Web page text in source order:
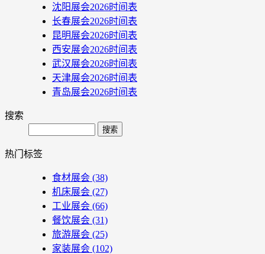
沈阳展会2026时间表
长春展会2026时间表
昆明展会2026时间表
西安展会2026时间表
武汉展会2026时间表
天津展会2026时间表
青岛展会2026时间表
搜索
Search
热门标签
食材展会 (38)
机床展会 (27)
工业展会 (66)
餐饮展会 (31)
旅游展会 (25)
家装展会 (102)